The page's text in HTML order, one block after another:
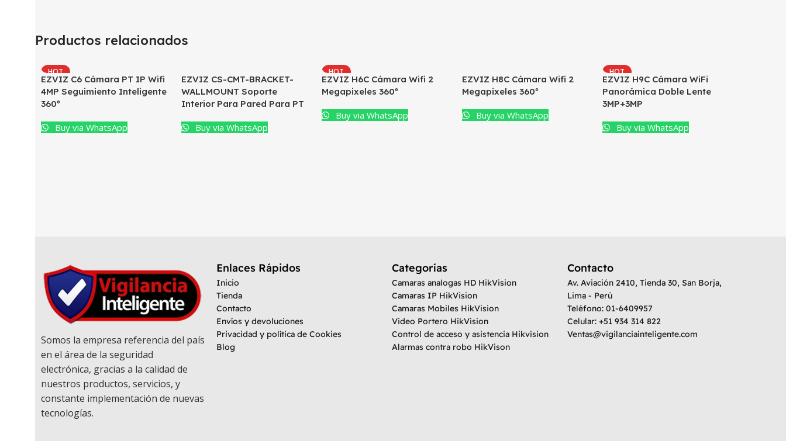
Productos relacionados
HOT
EZVIZ C6 Cámara PT IP Wifi
4MP Seguimiento Inteligente
360º
Buy via WhatsApp
EZVIZ CS-CMT-BRACKET-
WALLMOUNT Soporte
Interior Para Pared Para PT
Buy via WhatsApp
HOT
EZVIZ H6C Cámara Wifi 2
Megapixeles 360º
Buy via WhatsApp
EZVIZ H8C Cámara Wifi 2
Megapixeles 360º
Buy via WhatsApp
HOT
EZVIZ H9C Cámara WiFi
Panorámica Doble Lente
3MP+3MP
Buy via WhatsApp
Somos la empresa referencia del país
en el área de la seguridad
electrónica, gracias a la calidad de
nuestros productos, servicios, y
constante implementación de nuevas
tecnologías.
Enlaces Rápidos
Inicio
Tienda
Contacto
Envíos y devoluciones
Privacidad y política de Cookies
Blog
Categorías
Camaras analogas HD HikVision
Camaras IP HikVision
Camaras Mobiles HikVision
Video Portero HikVision
Control de acceso y asistencia Hikvision
Alarmas contra robo HikVison
Contacto
Av. Aviación 2410, Tienda 30, San Borja,
Lima - Perú
Teléfono: 01-6409957
Celular: +51 934 314 822
Ventas@vigilanciainteligente.com